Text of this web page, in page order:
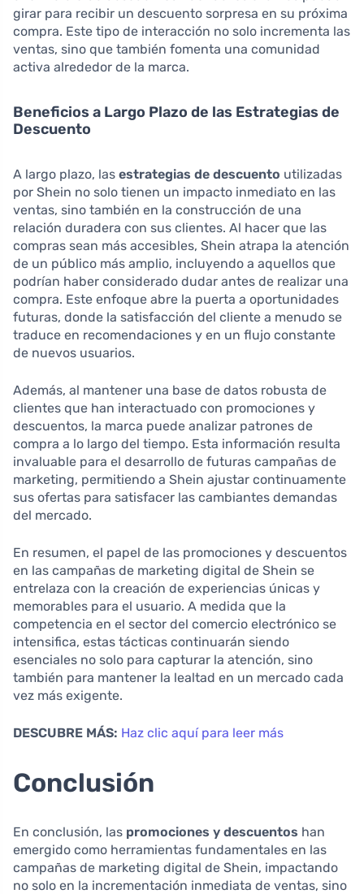
girar para recibir un descuento sorpresa en su próxima
compra. Este tipo de interacción no solo incrementa las
ventas, sino que también fomenta una comunidad
activa alrededor de la marca.
Beneficios a Largo Plazo de las Estrategias de
Descuento
A largo plazo, las estrategias de descuento utilizadas
por Shein no solo tienen un impacto inmediato en las
ventas, sino también en la construcción de una
relación duradera con sus clientes. Al hacer que las
compras sean más accesibles, Shein atrapa la atención
de un público más amplio, incluyendo a aquellos que
podrían haber considerado dudar antes de realizar una
compra. Este enfoque abre la puerta a oportunidades
futuras, donde la satisfacción del cliente a menudo se
traduce en recomendaciones y en un flujo constante
de nuevos usuarios.
Además, al mantener una base de datos robusta de
clientes que han interactuado con promociones y
descuentos, la marca puede analizar patrones de
compra a lo largo del tiempo. Esta información resulta
invaluable para el desarrollo de futuras campañas de
marketing, permitiendo a Shein ajustar continuamente
sus ofertas para satisfacer las cambiantes demandas
del mercado.
En resumen, el papel de las promociones y descuentos
en las campañas de marketing digital de Shein se
entrelaza con la creación de experiencias únicas y
memorables para el usuario. A medida que la
competencia en el sector del comercio electrónico se
intensifica, estas tácticas continuarán siendo
esenciales no solo para capturar la atención, sino
también para mantener la lealtad en un mercado cada
vez más exigente.
DESCUBRE MÁS: Haz clic aquí para leer más
Conclusión
En conclusión, las promociones y descuentos han
emergido como herramientas fundamentales en las
campañas de marketing digital de Shein, impactando
no solo en la incrementación inmediata de ventas, sino